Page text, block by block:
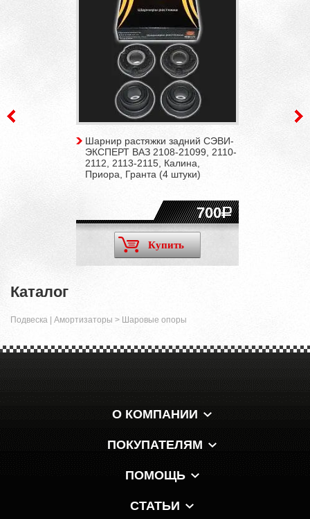
Шарнир растяжки задний СЭВИ-
ЭКСПЕРТ ВАЗ 2108-21099, 2110-
2112, 2113-2115, Калина,
Приора, Гранта (4 штуки)
700
Купить
Каталог
Подвеска | Амортизаторы > Шаровые опоры
О КОМПАНИИ
ПОКУПАТЕЛЯМ
ПОМОЩЬ
СТАТЬИ